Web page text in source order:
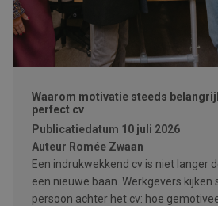
Waarom motivatie steeds
perfect cv
Publicatiedatum 10 juli 2026
Auteur Romée Zwaan
Een indrukwekkend cv is niet langer
een nieuwe baan. Werkgevers kijken
persoon achter het cv: hoe